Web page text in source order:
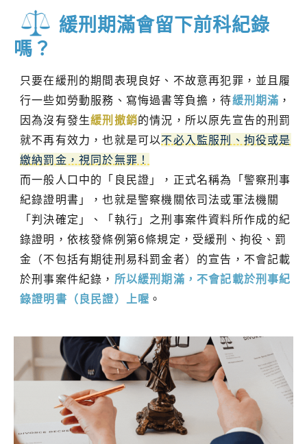
緩刑期滿會留下前科紀錄
嗎？
只要在緩刑的期間表現良好、不故意再犯罪，並且履
行一些如勞動服務、寫悔過書等負擔，待緩刑期滿 ，
因為沒有發生緩刑撤銷的情況，所以原先宣告的刑罰
就不再有效力，也就是可以不必入監服刑、拘役或是
繳納罰金，視同於無罪！
而一般人口中的「良民證」，正式名稱為「警察刑事
紀錄證明書」，也就是警察機關依司法或軍法機關
「判決確定」、「執行」之刑事案件資料所作成的紀
錄證明，依核發條例第6條規定，受緩刑、拘役、罰
金（不包括有期徒刑易科罰金者）的宣告，不會記載
於刑事案件紀錄， 所以緩刑期滿，不會記載於刑事紀
錄證明書（良民證）上喔 。